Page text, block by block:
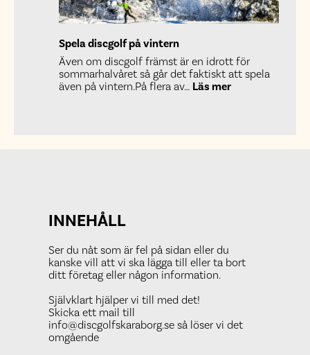
Spela discgolf på vintern
Även om discgolf främst är en idrott för
sommarhalvåret så går det faktiskt att spela
även på vintern.På flera av… Läs mer:
INNEHÅLL
Ser du nåt som är fel på sidan eller du
kanske vill att vi ska lägga till eller ta bort
ditt företag eller någon information.
Självklart hjälper vi till med det!
Skicka ett mail till
info@discgolfskaraborg.se så löser vi det
omgående